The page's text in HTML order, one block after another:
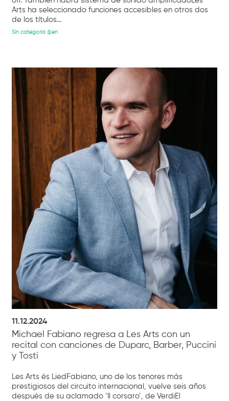
Arts ha seleccionado funciones accesibles en otros dos
de los títulos...
Sin categoría @en
11.12.2024
Michael Fabiano regresa a Les Arts con un
recital con canciones de Duparc, Barber, Puccini
y Tosti
Les Arts és LiedFabiano, uno de los tenores más
prestigiosos del circuito internacional, vuelve seis años
después de su aclamado ‘Il corsaro’, de VerdiEl